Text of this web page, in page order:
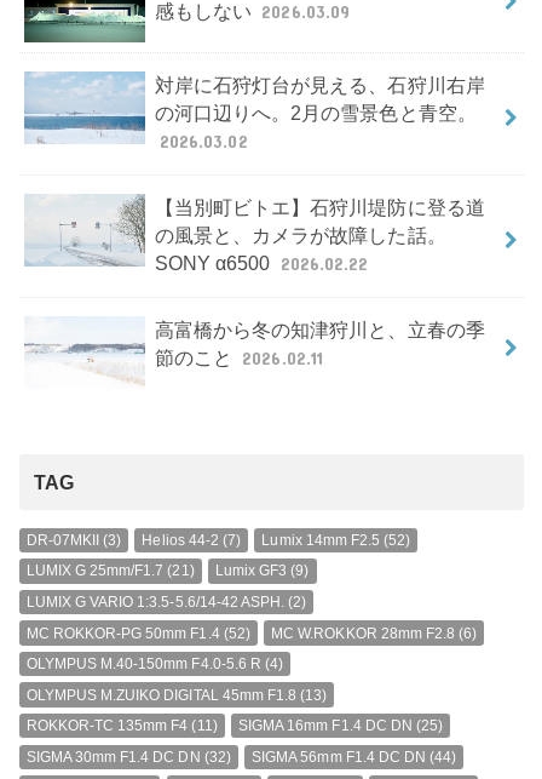
感もしない 2026.03.09
対岸に石狩灯台が見える、石狩川右岸
の河口辺りへ。2月の雪景色と青空。
2026.03.02
【当別町ビトエ】石狩川堤防に登る道
の風景と、カメラが故障した話。
SONY α6500 2026.02.22
高富橋から冬の知津狩川と、立春の季
節のこと
2026.02.11
TAG
DR-07MKII(3) Helios 44-2 (7) Lumix 14mm F2.5 (52)
LUMIX G 25mm/F1.7 (21) Lumix GF3 (9)
LUMIX G VARIO 1:3.5-5.6/14-42 ASPH. (2)
MC ROKKOR-PG 50mm F1.4(52) MC W.ROKKOR 28mm F2.8 (6)
OLYMPUS M.40-150mm F4.0-5.6 R (4)
OLYMPUS M.ZUIKO DIGITAL 45mm F1.8 (13)
ROKKOR-TC 135mm F4 (11) SIGMA 16mm F1.4 DC DN (25)
SIGMA 30mm F1.4 DC DN (32) SIGMA 56mm F1.4 DC DN (44)